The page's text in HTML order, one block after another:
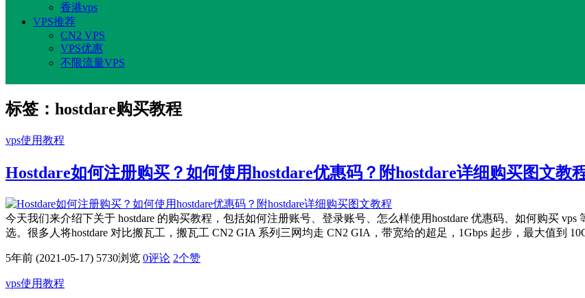
香港vps
VPS推荐
CN2 VPS
VPS优惠
不限流量VPS
标签：hostdare购买教程
vps使用教程
Hostdare如何注册购买？如何使用hostdare优惠码？附hostdare详细购买图文教
今天我们来介绍下关于 hostdare 的购买教程，包括如何注册账号、登录账号、怎么样使用hostdare 优惠码、如何购买
选。很多人将hostdare 对比搬瓦工，搬瓦工 CN2 GIA 系列三网均走 CN2 GIA，带宽给的超足，1Gbps 起步，最大值到
5年前 (2021-05-17) 5730浏览 0评论 2个赞
vps使用教程